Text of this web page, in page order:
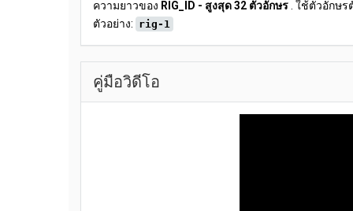
ความยาวของ RIG_ID - สูงสุด 32 ตัวอักษร . ใช้ตัวอักษ
ตัวอย่าง: rig-1
คู่มือวิดีโอ